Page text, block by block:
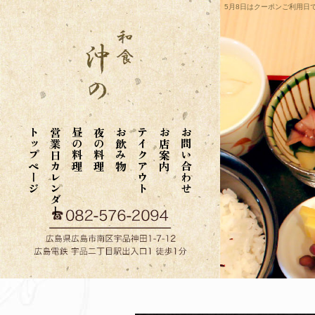
5月8日はクーポンご利用日
トップページ営業日カレンダー昼の料理夜の料理お飲み物テイクアウトお店案内お問い合わせ